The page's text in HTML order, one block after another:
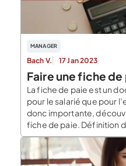
MANAGER
Bach V. 17 Jan 2023
Faire une fiche
La fiche de paie est un
pour le salarié que pour
donc importante,
fiche de paie. Définition
paie est un document
prouver le montant de
salarié que […]